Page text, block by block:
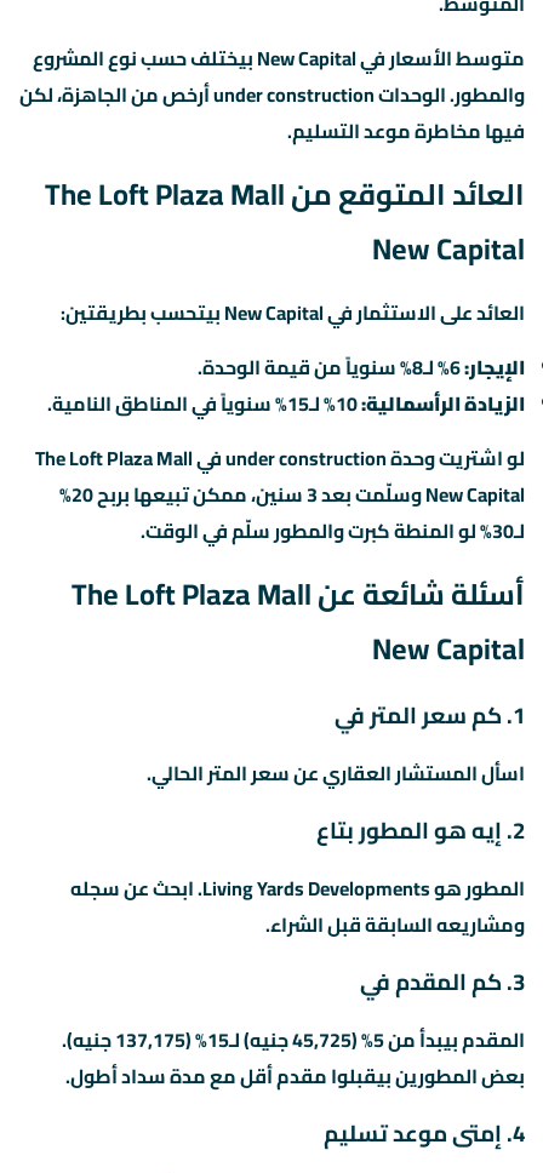
متوسط الأسعار في New Capital بيختلف حسب نوع المشروع
والمطور. الوحدات under construction أرخص من الجاهزة، لكن
فيها مخاطرة موعد التسليم.
العائد المتوقع من The Loft Plaza Mall
New Capital
العائد على الاستثمار في New Capital بيتحسب بطريقتين:
الإيجار:6% لـ8% سنوياً من قيمة الوحدة.
الزيادة الرأسمالية:10% لـ15% سنوياً في المناطق النامية.
لو اشتريت وحدة under construction في The Loft Plaza Mall
New Capital وسلّمت بعد 3 سنين، ممكن تبيعها بربح 20%
لـ30% لو المنطة كبرت والمطور سلّم في الوقت.
أسئلة شائعة عن The Loft Plaza Mall
New Capital
1. كم سعر المتر في
اسأل المستشار العقاري عن سعر المتر الحالي.
2. إيه هو المطور بتاع
المطور هو Living Yards Developments. ابحث عن سجله
ومشاريعه السابقة قبل الشراء.
3. كم المقدم في
المقدم بيبدأ من 5% (45,725 جنيه) لـ15% (137,175 جنيه).
بعض المطورين بيقبلوا مقدم أقل مع مدة سداد أطول.
4. إمتى موعد تسليم